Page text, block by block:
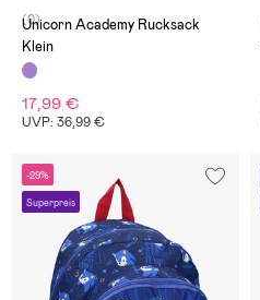
(0)
Unicorn Academy Rucksack
Klein
17,99 €
UVP: 36,99 €
-29%
Superpreis